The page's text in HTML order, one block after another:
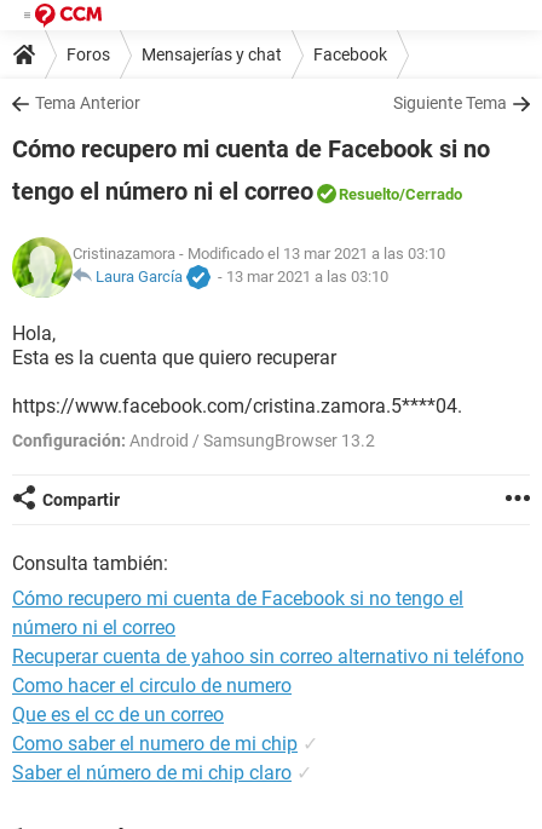
Foros Mensajerías y chat Facebook
Tema Anterior Siguiente Tema
Cómo recupero mi cuenta de Facebook si no
tengo el número ni el correo
Resuelto/Cerrado
Cristinazamora - Modificado el 13 mar 2021 a las 03:10
Laura García
- 13 mar 2021 a las 03:10
Hola,
Esta es la cuenta que quiero recuperar
https://www.facebook.com/cristina.zamora.5****04.
Configuración: Android / SamsungBrowser 13.2
Compartir
Consulta también:
Cómo recupero mi cuenta de Facebook si no tengo el
número ni el correo
Recuperar cuenta de yahoo sin correo alternativo ni teléfono
Como hacer el circulo de numero
Que es el cc de un correo
Como saber el numero de mi chip ✓
Saber el número de mi chip claro ✓